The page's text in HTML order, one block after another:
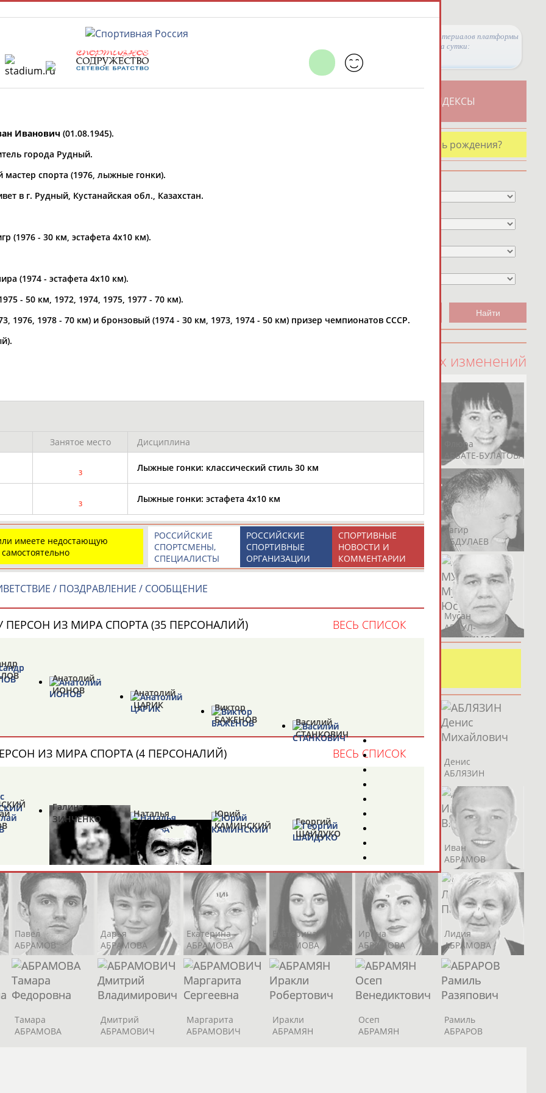
Просмотры материалов платформы
за сутки:
СВОДНЫЕ ИНДЕКСЫ
У кого сегодня день рождения?
регион*
проживания
рождения
по
100 последних изменений
АБАЛАКИНА
Дмитрий
АБАРЕНОВ
Тамилла
АБАСОВА
АБАЧАРАЕВ
АБАШИДЗЕ
Флюра
АББАТЕ-БУЛАТОВА
Каримжан
АБДРАХМАНОВ
Аделя
АБДРАХМАНОВА
Андрей
АБДУВАЛИЕВ
Герман
АБДУЛАЕВ
Рамазан
АБДУЛАЕВ
Тагир
АБДУЛАЕВ
АБДУЛЖАЛИЛОВ
АБДУЛКАГИРОВ
АБДУЛЛАЕВ
АБДУЛЛИН
Мусан
АБДУЛ-
МУСЛИМОВ
спортсмене, тренере, специалисте или исправить какую-либо ошибку в уже
Герои спорта - это одни из главных патриотов своей страны!
Рустам
Магомед
Нурлан
Уулу Азамат
АБИБИЛЛА
Денис
АБЛЯЗИН
Элизабет
Захария
АБРАМАШВИЛИ
Александр
АБРАМОВ
Валерий
АБРАМОВ
Иван
АБРАМОВ
Павел
АБРАМОВ
Дарья
АБРАМОВА
Екатерина
АБРАМОВА
Екатерина
АБРАМОВА
Ирина
АБРАМОВА
Лидия
АБРАМОВА
Тамара
АБРАМОВА
Дмитрий
АБРАМОВИЧ
Маргарита
АБРАМОВИЧ
Иракли
АБРАМЯН
Осеп
АБРАМЯН
Рамиль
АБРАРОВ
Иванович (01.08.1945).
города Рудный.
спорта (1976, лыжные гонки).
в г. Рудный, Кустанайская обл., Казахстан.
(1976 - 30 км, эстафета 4x10 км).
(1974 - эстафета 4x10 км).
- 50 км, 1972, 1974, 1975, 1977 - 70 км).
1976, 1978 - 70 км) и бронзовый (1974 - 30 км, 1973, 1974 - 50 км) призер чемпионатов СССР.
Занятое место Дисциплина
3 Лыжные гонки: классический стиль 30 км
3 Лыжные гонки: эстафета 4х10 км
имеете недостающую
СПОРТИВНЫЕ
НОВОСТИ И
КОММЕНТАРИИ
РОССИЙСКИЕ
СПОРТИВНЫЕ
ОРГАНИЗАЦИИ
РОССИЙСКИЕ
СПОРТСМЕНЫ,
СПЕЦИАЛИСТЫ
/ ПОЗДРАВЛЕНИЕ / СООБЩЕНИЕ
ПЕРСОН ИЗ МИРА СПОРТА (35 ПЕРСОНАЛИЙ) ВЕСЬ СПИСОК
Анатолий
ИОНОВ
Анатолий
ЦАРИК
Виктор
БАЖЕНОВ
Василий
СТАНКОВИЧ
Анатолий
БЫКОВ
Наталья
ПЕТРОВА
Юрий
КАМИНСКИЙ
Георгий
ШАЙДУКО
Светлана
КАЙКАН
Александр
БАХТИН
Любовь
КУРЫЛЕВА
Евгений
СИВОЖЕЛЕЗ
ШЕВОЦУКОВ
Наталья
ЭРДЫНИЕВА
ЛОТФУЛЛИНА
Магомед
КУРБАНАЛИЕВ
ИЗ МИРА СПОРТА (4 ПЕРСОНАЛИЙ) ВЕСЬ СПИСОК
Галина
ЗИНЧЕНКО
Ахмед
АНАРБАЕВ